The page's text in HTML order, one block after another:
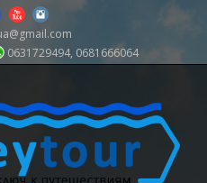
0631729494, 0681666064